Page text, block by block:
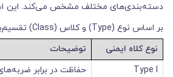
دسته‌بندی‌های مختلف مشخص می‌کند. این
بر اساس نوع (Type) و کلاس (Class) تقسیم‌بندی می‌کند:
نوع کلاه ایمنی
توضیحات
Type I
حفاظت در برابر